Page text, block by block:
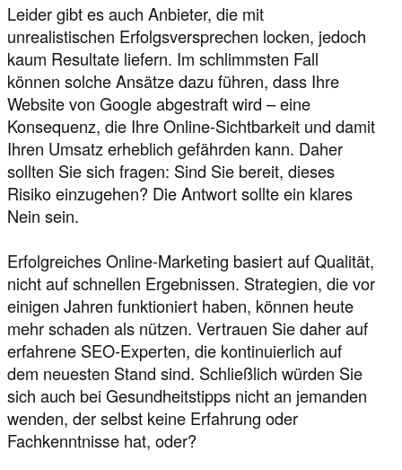
Leider gibt es auch Anbieter, die mit
unrealistischen Erfolgsversprechen locken, jedoch
kaum Resultate liefern. Im schlimmsten Fall
können solche Ansätze dazu führen, dass Ihre
Website von Google abgestraft wird – eine
Konsequenz, die Ihre Online-Sichtbarkeit und damit
Ihren Umsatz erheblich gefährden kann. Daher
sollten Sie sich fragen: Sind Sie bereit, dieses
Risiko einzugehen? Die Antwort sollte ein klares
Nein sein.
Erfolgreiches Online-Marketing basiert auf Qualität,
nicht auf schnellen Ergebnissen. Strategien, die vor
einigen Jahren funktioniert haben, können heute
mehr schaden als nützen. Vertrauen Sie daher auf
erfahrene SEO-Experten, die kontinuierlich auf
dem neuesten Stand sind. Schließlich würden Sie
sich auch bei Gesundheitstipps nicht an jemanden
wenden, der selbst keine Erfahrung oder
Fachkenntnisse hat, oder?